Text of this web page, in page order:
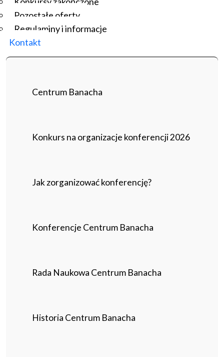
Pozostałe oferty
Regulaminy i informacje
Kontakt
Centrum Banacha
Konkurs na organizacje konferencji 2026
Jak zorganizować konferencję?
Konferencje Centrum Banacha
Rada Naukowa Centrum Banacha
Historia Centrum Banacha